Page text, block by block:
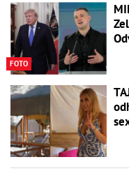
FOTO